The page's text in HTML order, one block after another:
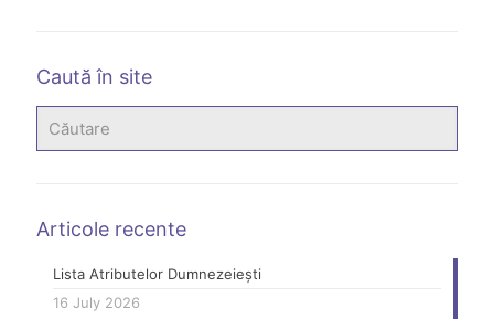
Caută în site
Articole recente
Lista Atributelor Dumnezeiești
16 July 2026